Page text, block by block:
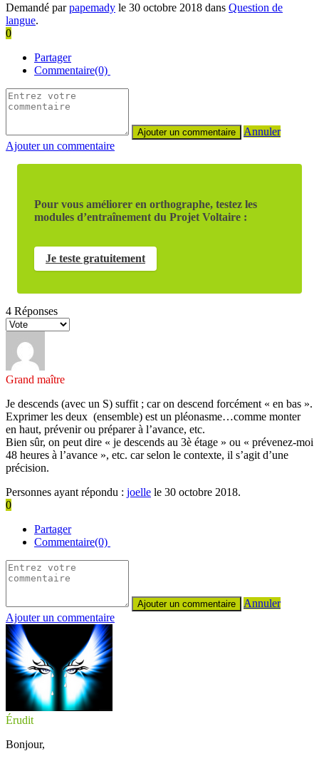
Demandé parpapemady le 30 octobre 2018 dans Question de
langue.
0
Partager
Commentaire(0)
Annuler
Ajouter un commentaire
Pour vous améliorer en orthographe, testez les
modules d’entraînement du Projet Voltaire :
Je teste gratuitement
4 Réponses
Grand maître
Je descends (avec un S) suffit ; car on descend forcément « en bas ».
Exprimer les deux (ensemble) est un pléonasme…comme monter
en haut, prévenir ou préparer à l’avance, etc.
Bien sûr, on peut dire « je descends au 3è étage » ou « prévenez-moi
48 heures à l’avance », etc. car selon le contexte, il s’agit d’une
précision.
Personnes ayant répondu : joelle le 30 octobre 2018.
0
Partager
Commentaire(0)
Annuler
Ajouter un commentaire
Érudit
Bonjour,